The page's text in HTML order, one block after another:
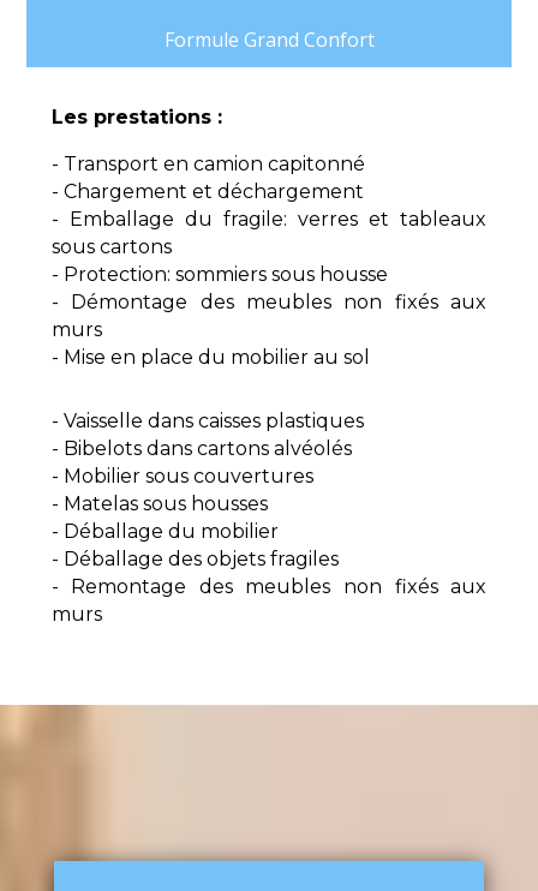
Formule Grand Confort
Les prestations :
- Transport en camion capitonné
- Chargement et déchargement
- Emballage du fragile: verres et tableaux
sous cartons
- Protection: sommiers sous housse
- Démontage des meubles non fixés aux
murs
- Mise en place du mobilier au sol
- Vaisselle dans caisses plastiques
- Bibelots dans cartons alvéolés
- Mobilier sous couvertures
- Matelas sous housses
- Déballage du mobilier
- Déballage des objets fragiles
- Remontage des meubles non fixés aux
murs